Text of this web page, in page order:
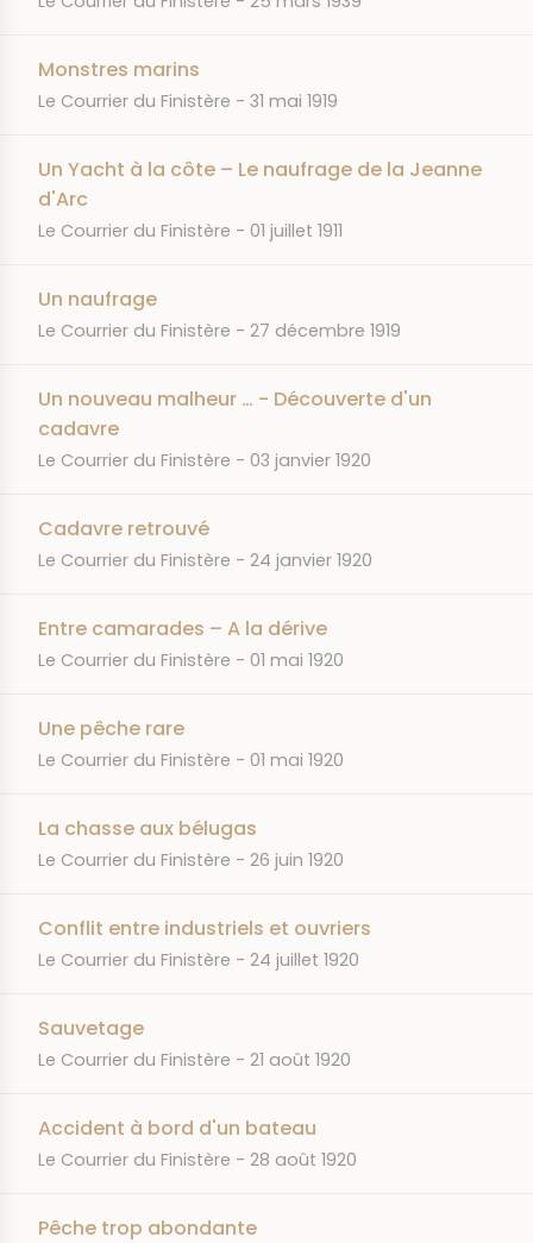
Monstres marins
JOURNAL
Le Courrier du Finistère DATE
31 mai 1919
Un Yacht à la côte – Le naufrage de la Jeanne
d'Arc
JOURNAL
Le Courrier du Finistère DATE
01 juillet 1911
Un naufrage
JOURNAL
Le Courrier du Finistère DATE
27 décembre 1919
Un nouveau malheur … - Découverte d'un
cadavre
JOURNAL
Le Courrier du Finistère DATE
03 janvier 1920
Cadavre retrouvé
JOURNAL
Le Courrier du Finistère DATE
24 janvier 1920
Entre camarades – A la dérive
JOURNAL
Le Courrier du Finistère DATE
01 mai 1920
Une pêche rare
JOURNAL
Le Courrier du Finistère DATE
01 mai 1920
La chasse aux bélugas
JOURNAL
Le Courrier du Finistère DATE
26 juin 1920
Conflit entre industriels et ouvriers
JOURNAL
Le Courrier du Finistère DATE
24 juillet 1920
Sauvetage
JOURNAL
Le Courrier du Finistère DATE
21 août 1920
Accident à bord d'un bateau
JOURNAL
Le Courrier du Finistère DATE
28 août 1920
Pêche trop abondante